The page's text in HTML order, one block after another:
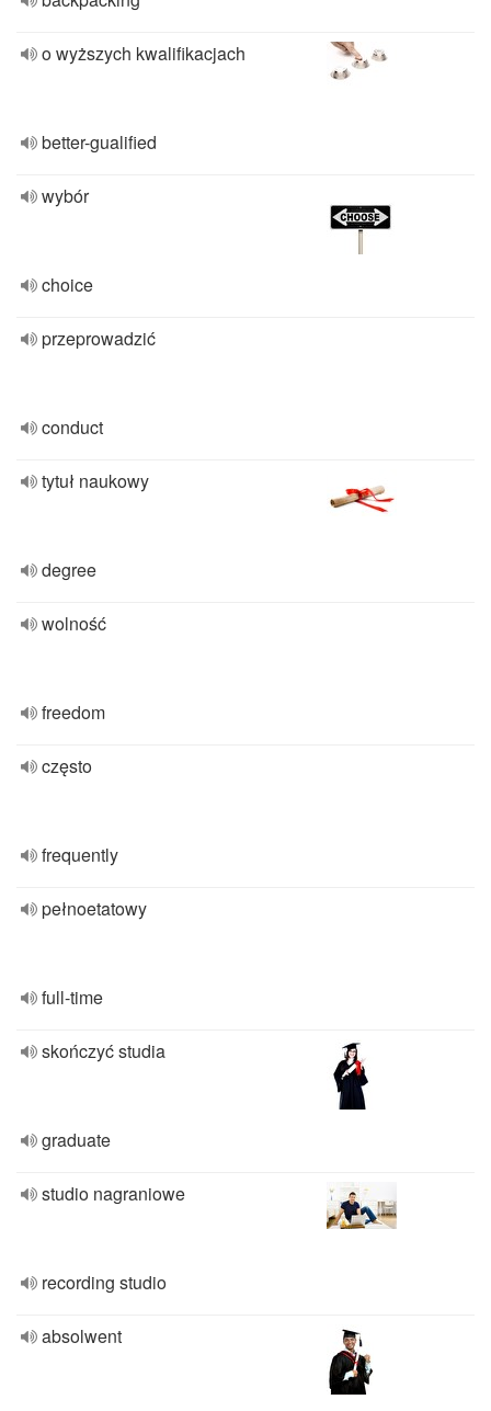
o wyższych kwalifikacjach
better-gualified
wybór
choice
przeprowadzić
conduct
tytuł naukowy
degree
wolność
freedom
często
frequently
pełnoetatowy
full-time
skończyć studia
graduate
studio nagraniowe
recording studio
absolwent